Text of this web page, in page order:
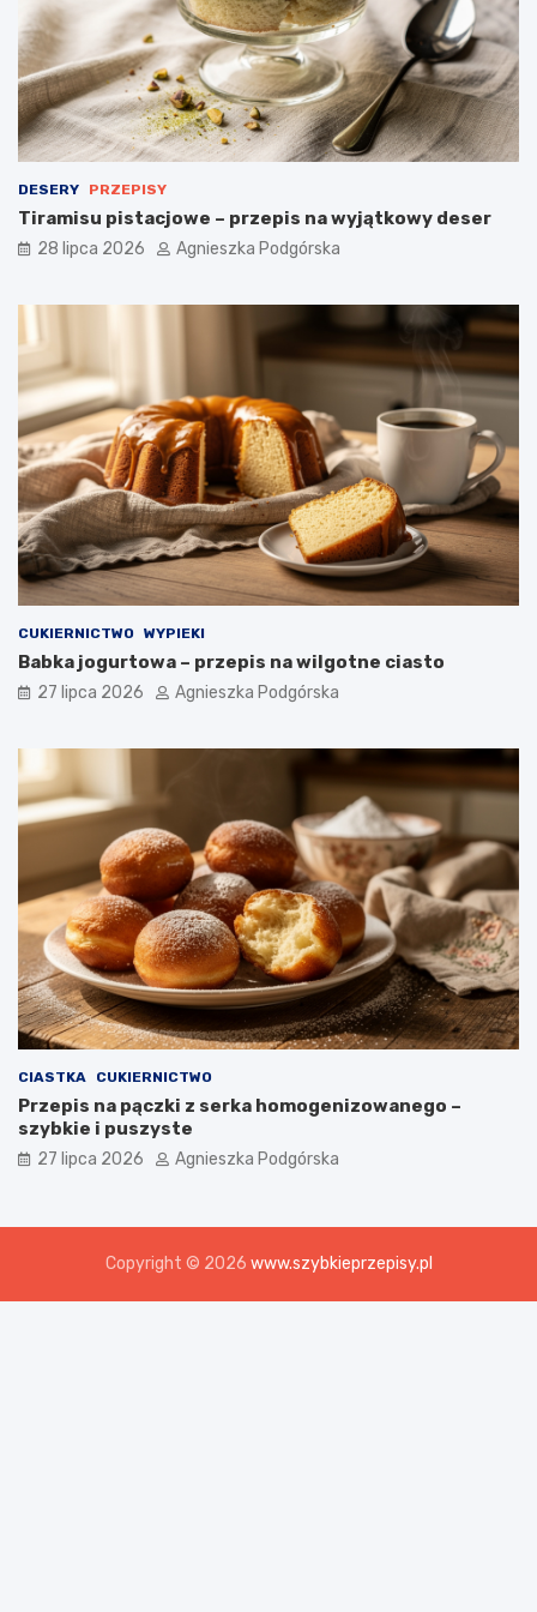
i
a
d
a
n
i
DESERY PRZEPISY
Tiramisu pistacjowe – przepis na wyjątkowy deser
28 lipca 2026 Agnieszka Podgórska
CUKIERNICTWO WYPIEKI
Babka jogurtowa – przepis na wilgotne ciasto
27 lipca 2026 Agnieszka Podgórska
CIASTKA CUKIERNICTWO
Przepis na pączki z serka homogenizowanego –
szybkie i puszyste
27 lipca 2026 Agnieszka Podgórska
Copyright © 2026 www.szybkieprzepisy.pl